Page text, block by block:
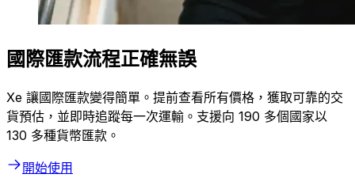
國際匯款流程正確無誤
Xe 讓國際匯款變得簡單。提前查看所有價格，獲取可靠的交
貨預估，並即時追蹤每一次運輸。支援向 190 多個國家以
130 多種貨幣匯款。
開始使用